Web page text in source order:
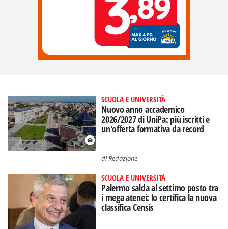
SCUOLA E UNIVERSITÀ
Nuovo anno accademico
2026/2027 di UniPa: più iscritti e
un'offerta formativa da record
diRedazione
SCUOLA E UNIVERSITÀ
Palermo salda al settimo posto tra
i mega atenei: lo certifica la nuova
classifica Censis